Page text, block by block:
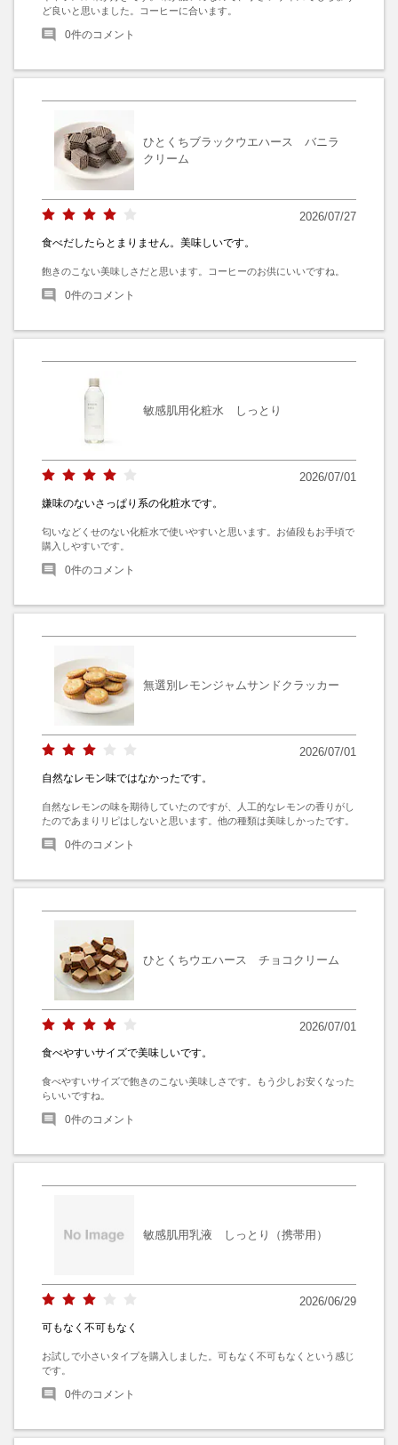
ど良いと思いました。コーヒーに合います。
0件のコメント
ひとくちブラックウエハース バニラ
クリーム
2026/07/27
食べだしたらとまりません。美味しいです。
飽きのこない美味しさだと思います。コーヒーのお供にいいですね。
0件のコメント
敏感肌用化粧水 しっとり
2026/07/01
嫌味のないさっぱり系の化粧水です。
匂いなどくせのない化粧水で使いやすいと思います。お値段もお手頃で
購入しやすいです。
0件のコメント
無選別レモンジャムサンドクラッカー
2026/07/01
自然なレモン味ではなかったです。
自然なレモンの味を期待していたのですが、人工的なレモンの香りがし
たのであまりリピはしないと思います。他の種類は美味しかったです。
0件のコメント
ひとくちウエハース チョコクリーム
2026/07/01
食べやすいサイズで美味しいです。
食べやすいサイズで飽きのこない美味しさです。もう少しお安くなった
らいいですね。
0件のコメント
敏感肌用乳液 しっとり（携帯用）
2026/06/29
可もなく不可もなく
お試しで小さいタイプを購入しました。可もなく不可もなくという感じ
です。
0件のコメント